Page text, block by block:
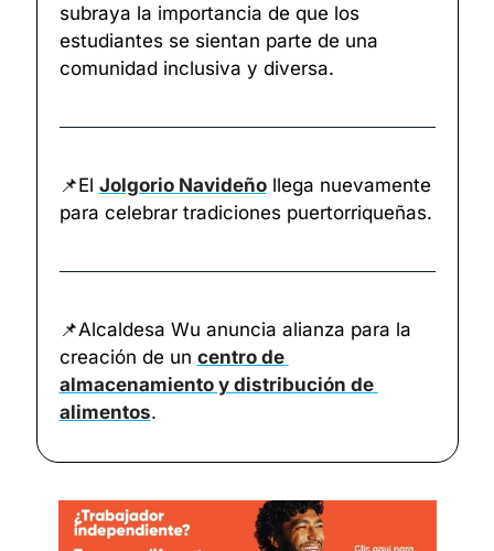
subraya la importancia de que los
estudiantes se sientan parte de una
comunidad inclusiva y diversa.
📌El Jolgorio Navideño llega nuevamente
para celebrar tradiciones puertorriqueñas.
📌Alcaldesa Wu anuncia alianza para la
creación de un centro de
almacenamiento y distribución de
alimentos.